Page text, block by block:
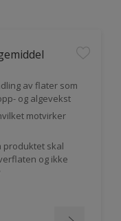
av flater som
og algevekst
motvirker
produktet skal
og ikke